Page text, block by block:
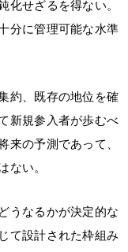
化せざるを得ない。
分に管理可能な水準
約、既存の地位を確
新規参入者が歩むべ
来の予測であって、
ない。
うなるかが決定的な
て設計された枠組み